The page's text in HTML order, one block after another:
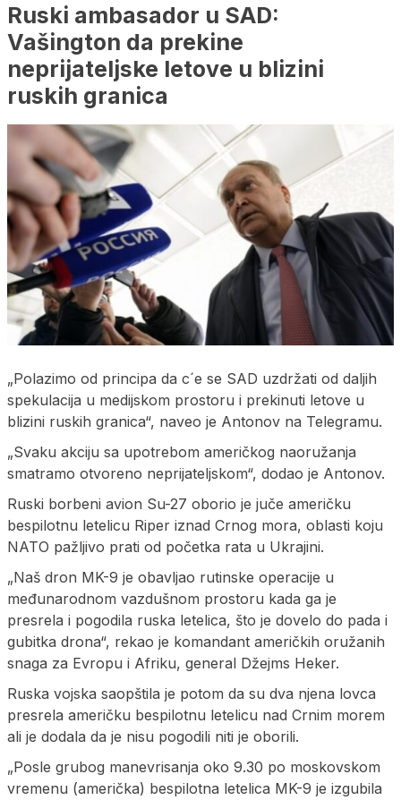
Ruski ambasador u SAD:
Vašington da prekine
neprijateljske letove u blizini
ruskih granica
„Polazimo od principa da c´e se SAD uzdržati od daljih
spekulacija u medijskom prostoru i prekinuti letove u
blizini ruskih granica“, naveo je Antonov na Telegramu.
„Svaku akciju sa upotrebom američkog naoružanja
smatramo otvoreno neprijateljskom“, dodao je Antonov.
Ruski borbeni avion Su-27 oborio je juče američku
bespilotnu letelicu Riper iznad Crnog mora, oblasti koju
NATO pažljivo prati od početka rata u Ukrajini.
„Naš dron MK-9 je obavljao rutinske operacije u
međunarodnom vazdušnom prostoru kada ga je
presrela i pogodila ruska letelica, što je dovelo do pada i
gubitka drona“, rekao je komandant američkih oružanih
snaga za Evropu i Afriku, general Džejms Heker.
Ruska vojska saopštila je potom da su dva njena lovca
presrela američku bespilotnu letelicu nad Crnim morem
ali je dodala da je nisu pogodili niti je oborili.
„Posle grubog manevrisanja oko 9.30 po moskovskom
vremenu (američka) bespilotna letelica MK-9 je izgubila